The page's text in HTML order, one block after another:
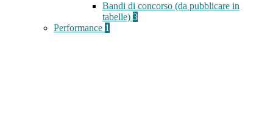
Bandi di concorso (da pubblicare in
tabelle) 3
Performance 1